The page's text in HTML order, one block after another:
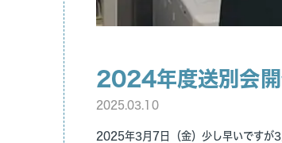
2024年度送別会
2025.03.10
2025年3月7日（金）少し早いですが